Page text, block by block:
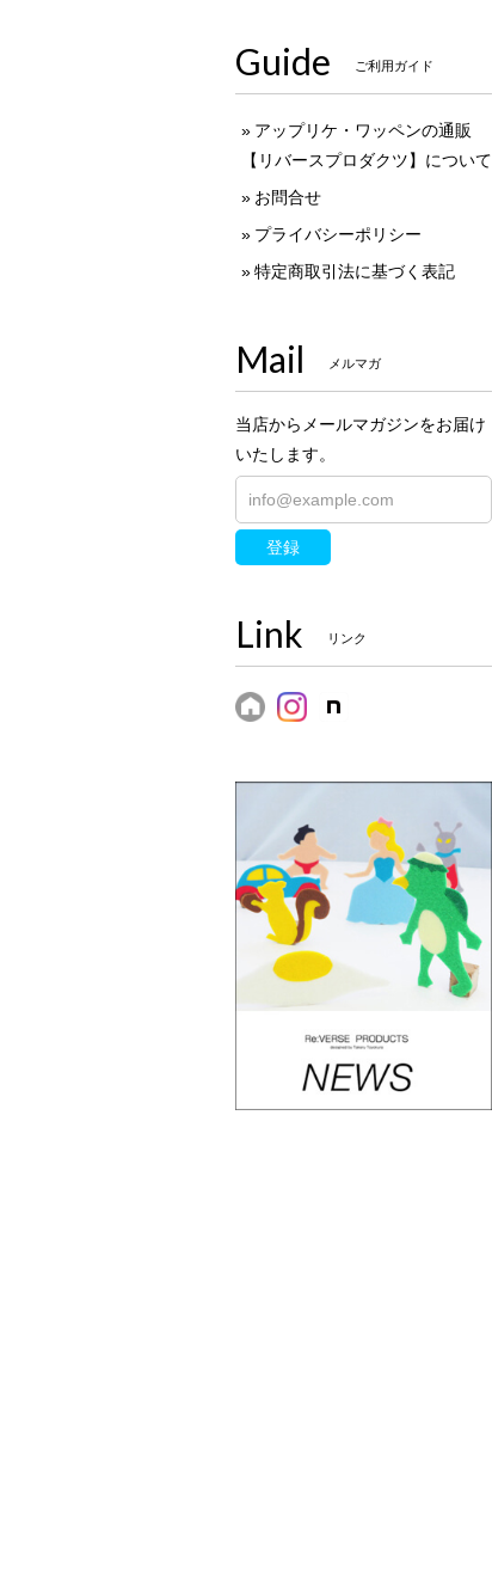
Guide ご利用ガイド
アップリケ・ワッペンの通販
【リバースプロダクツ】について
お問合せ
プライバシーポリシー
特定商取引法に基づく表記
Mail メルマガ
当店からメールマガジンをお届け
いたします。
登録
Link リンク